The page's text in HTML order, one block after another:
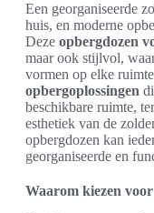
Een georganiseerde
huis, en moderne
Deze opbergdozen
maar ook stijlvol,
vormen op elke
opbergoplossingen
beschikbare ruimte,
esthetiek van de
opbergdozen kan
georganiseerde en
Waarom kiezen